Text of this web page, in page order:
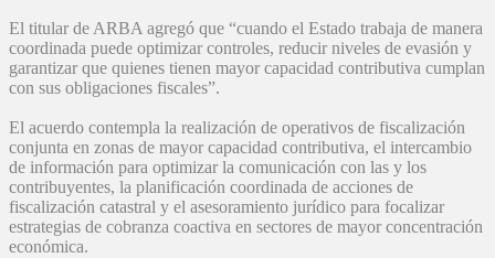
El titular de ARBA agregó que “cuando el Estado trabaja de manera
coordinada puede optimizar controles, reducir niveles de evasión y
garantizar que quienes tienen mayor capacidad contributiva cumplan
con sus obligaciones fiscales”.
El acuerdo contempla la realización de operativos de fiscalización
conjunta en zonas de mayor capacidad contributiva, el intercambio
de información para optimizar la comunicación con las y los
contribuyentes, la planificación coordinada de acciones de
fiscalización catastral y el asesoramiento jurídico para focalizar
estrategias de cobranza coactiva en sectores de mayor concentración
económica.